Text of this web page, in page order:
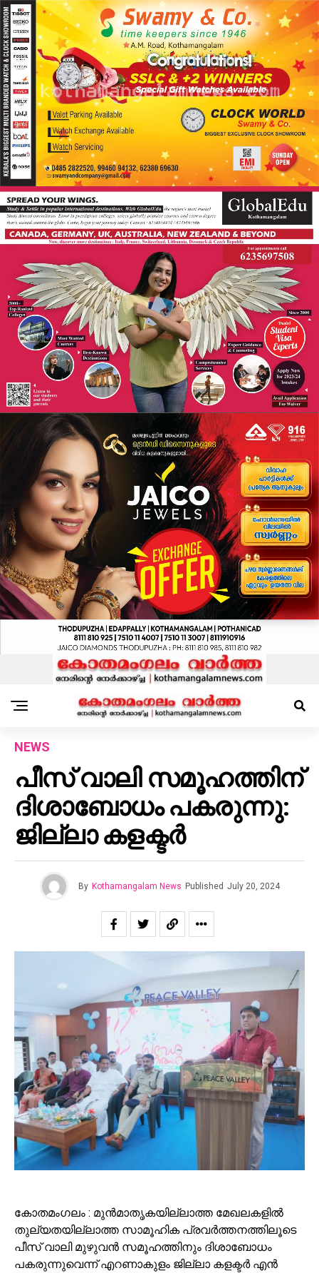
NEWS
പീസ് വാലി സമൂഹത്തിന്
ദിശാബോധം പകരുന്നു:
ജില്ലാ കളക്ടർ
By Kothamangalam News Published July 20, 2024
കോതമംഗലം : മുൻമാതൃകയില്ലാത്ത മേഖലകളിൽ
തുല്യതയില്ലാത്ത സാമൂഹിക പ്രവർത്തനത്തിലൂടെ
പീസ് വാലി മുഴുവൻ സമൂഹത്തിനും ദിശാബോധം
പകരുന്നുവെന്ന് എറണാകുളം ജില്ലാ കളക്ടർ എൻ